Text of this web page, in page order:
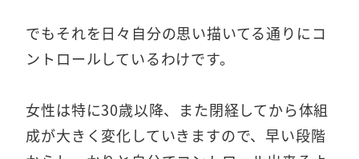
でもそれを日々自分の思い描いてる通りにコ
ントロールしているわけです。
女性は特に30歳以降、また閉経してから体組
成が大きく変化していきますので、早い段階